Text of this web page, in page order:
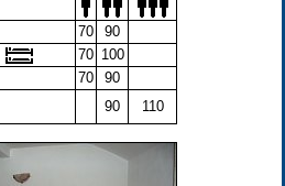
70
90
70 100
70
90
90 110